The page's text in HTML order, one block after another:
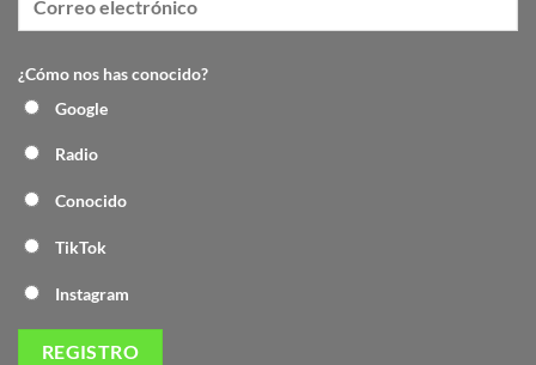
¿Cómo nos has conocido?
Google
Radio
Conocido
TikTok
Instagram